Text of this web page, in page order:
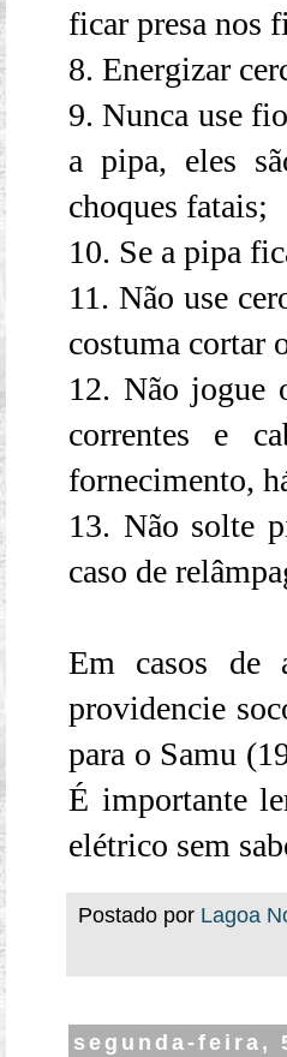
ficar presa nos
8. Energizar
9. Nunca use
a pipa, eles
choques fatais;
10. Se a pipa
11. Não use
costuma cortar
12. Não jogue
correntes e
fornecimento,
13. Não solte
caso de
Em casos de
providencie
para o Samu
É importante
elétrico sem
Postado por Lagoa
segunda-feira,